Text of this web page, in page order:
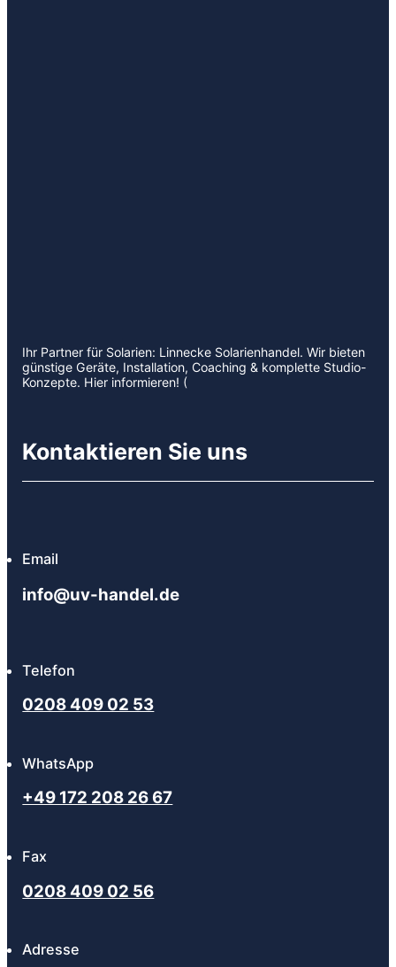
Ihr Partner für Solarien: Linnecke Solarienhandel. Wir bieten
günstige Geräte, Installation, Coaching & komplette Studio-
Konzepte. Hier informieren! (
Kontaktieren Sie uns
Email
info@uv-handel.de
Telefon
0208 409 02 53
WhatsApp
+49 172 208 26 67
Fax
0208 409 02 56
Adresse